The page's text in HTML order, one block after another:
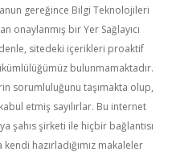
gereğince Bilgi Teknolojileri
onaylanmış bir Yer Sağlayıcı
sitedeki içerikleri proaktif
bulunmamaktadır.
sorumluluğunu taşımakta olup,
etmiş sayılırlar. Bu internet
şahıs şirketi ile hiçbir bağlantısı
hazırladığımız makaleler